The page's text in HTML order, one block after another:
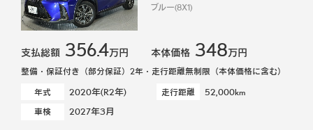
ブルー(8X1)
支払総額 356.4万円 本体価格 348万円
整備・保証付き（部分保証）2年・走行距離無制限（本体価格に含む）
年式
2020年(R2年) 走行距離 52,000km
車検 2027年3月